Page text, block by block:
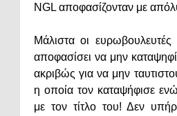
NGL αποφασίζονταν με
Μάλιστα οι
αποφασίσει να μην
ακριβώς για να μην
η οποία τον καταψήφισε
με τον τίτλο του! Δεν